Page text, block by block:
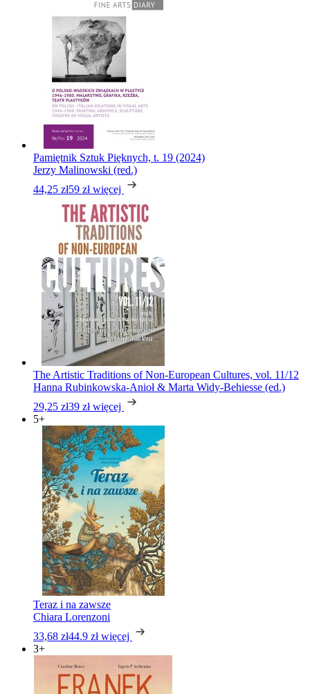
Pamiętnik Sztuk Pięknych, t. 19 (2024)
Jerzy Malinowski (red.)
44,25 zł59 zł więcej
The Artistic Traditions of Non-European Cultures, vol. 11/12
Hanna Rubinkowska-Anioł & Marta Widy-Behiesse (ed.)
29,25 zł39 zł więcej
5+
Teraz i na zawsze
Chiara Lorenzoni
33,68 zł44.9 zł więcej
3+